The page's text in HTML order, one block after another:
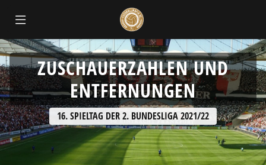
ZUSCHAUERZAHLEN UND
ENTFERNUNGEN
16. SPIELTAG DER 2. BUNDESLIGA 2021/22